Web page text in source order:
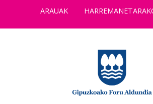
ARAUAK